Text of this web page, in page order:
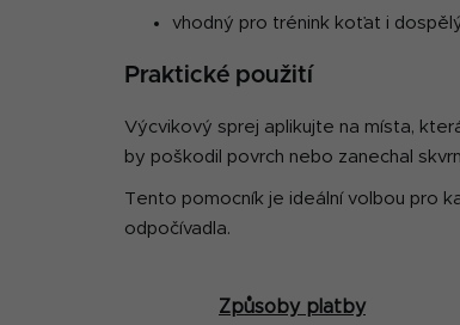
vhodný pro trénink koťat i
Praktické použití
Výcvikový sprej aplikujte na místa,
by poškodil povrch nebo zanechal
Tento pomocník je ideální volbou pro
odpočívadla.
Způsoby platby